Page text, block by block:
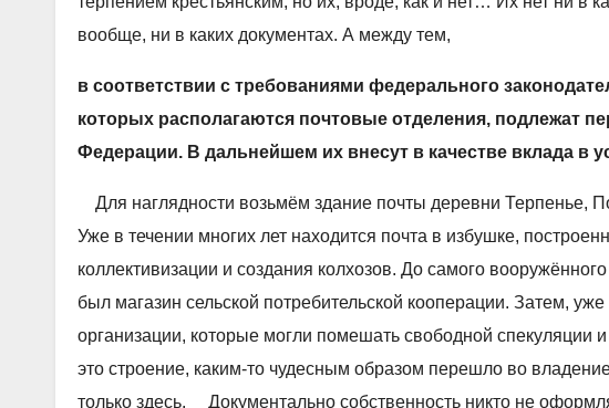
вообще, ни в каких документах. А между тем,
в соответствии с требованиями федерального
которых располагаются почтовые отделения, подлежат
Федерации. В дальнейшем их внесут в качестве вклада в
Для наглядности возьмём здание почты деревни Терпенье,
Уже в течении многих лет находится почта в избушке,
коллективизации и создания колхозов. До самого
был магазин сельской потребительской кооперации. Затем, уже
организации, которые могли помешать свободной спекуляции
это строение, каким-то чудесным образом перешло во
только здесь. Документально собственность никто не